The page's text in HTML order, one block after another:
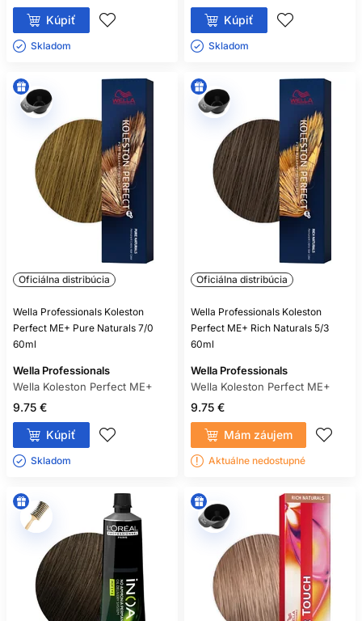
Kúpiť
Skladom ㅤ
Kúpiť
Skladom ㅤ
Oficiálna distribúcia
Wella Professionals Koleston
Perfect ME+ Pure Naturals 7/0
60ml
Wella Professionals
Wella Koleston Perfect ME+
9.75 €
Kúpiť
Skladom ㅤ
Oficiálna distribúcia
Wella Professionals Koleston
Perfect ME+ Rich Naturals 5/3
60ml
Wella Professionals
Wella Koleston Perfect ME+
9.75 €
Mám záujem
Aktuálne nedostupné